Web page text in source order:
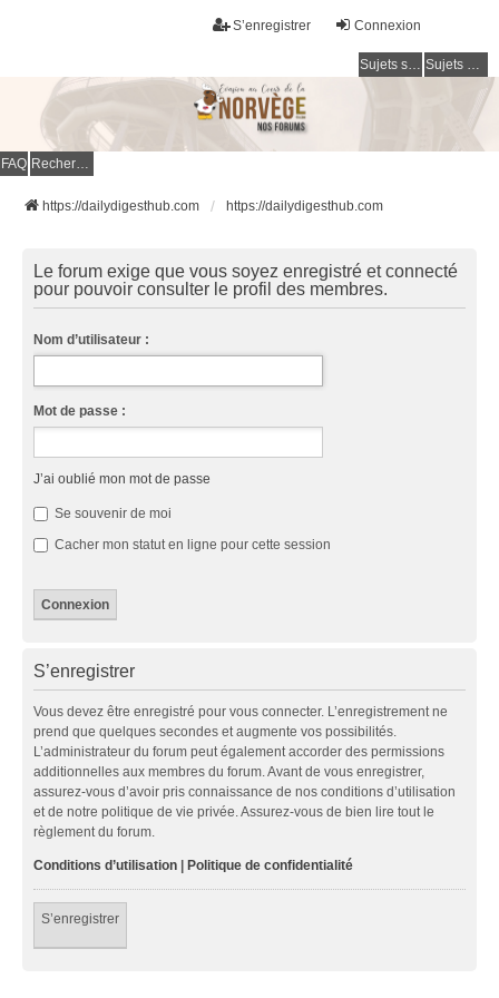
Connexion
S’enregistrer
Sujets sans réponse Sujets actifs
FAQ Rechercher
https://dailydigesthub.com https://dailydigesthub.com
Le forum exige que vous soyez enregistré et connecté
pour pouvoir consulter le profil des membres.
Nom d’utilisateur :
Mot de passe :
J’ai oublié mon mot de passe
Se souvenir de moi
Cacher mon statut en ligne pour cette session
S’enregistrer
Vous devez être enregistré pour vous connecter. L’enregistrement ne
prend que quelques secondes et augmente vos possibilités.
L’administrateur du forum peut également accorder des permissions
additionnelles aux membres du forum. Avant de vous enregistrer,
assurez-vous d’avoir pris connaissance de nos conditions d’utilisation
et de notre politique de vie privée. Assurez-vous de bien lire tout le
règlement du forum.
Conditions d’utilisation Politique de confidentialité
S’enregistrer